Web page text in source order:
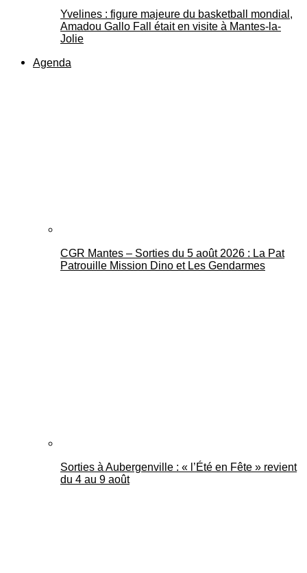
Yvelines : figure majeure du basketball mondial,
Amadou Gallo Fall était en visite à Mantes-la-
Jolie
Agenda
CGR Mantes – Sorties du 5 août 2026 : La Pat
Patrouille Mission Dino et Les Gendarmes
Sorties à Aubergenville : « l’Été en Fête » revient
du 4 au 9 août